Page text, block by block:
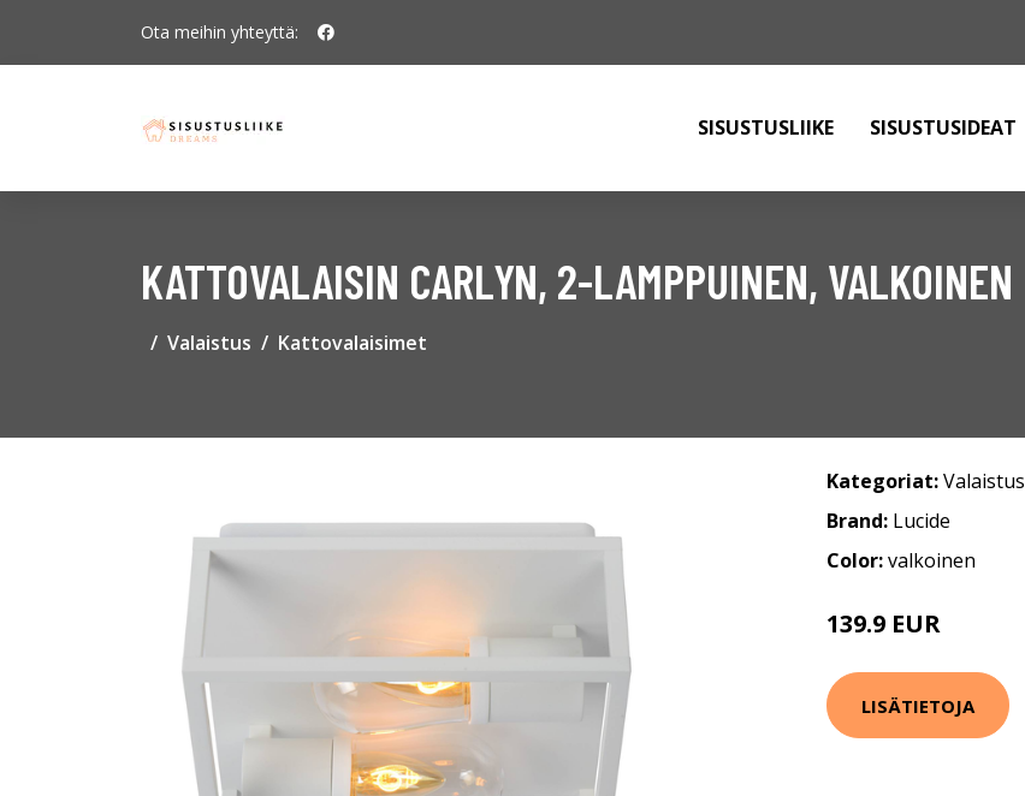
Ota meihin yhteyttä:
SISUSTUSLIIKE SISUSTUSIDEAT
KATTOVALAISIN CARLYN, 2-LAMPPUINEN, VALKOINEN
Valaistus Kattovalaisimet
Kategoriat:Valaistus
Brand: Lucide
Color:valkoinen
139.9 EUR
LISÄTIETOJA